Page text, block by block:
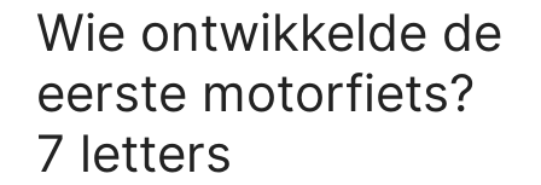
Wie ontwikkelde de
eerste motorfiets?
7 letters